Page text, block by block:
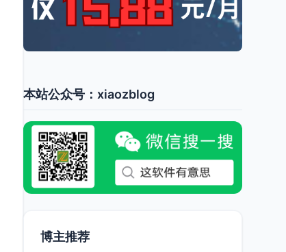
本站公众号：xiaozblog
博主推荐